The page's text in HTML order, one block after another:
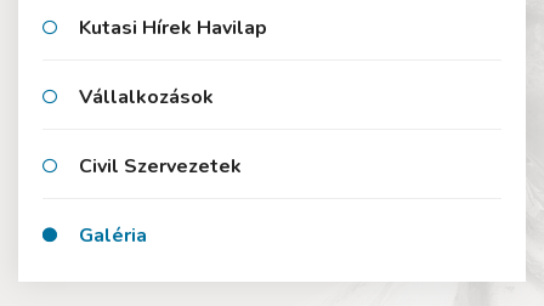
Kutasi Hírek Havilap
Vállalkozások
Civil Szervezetek
Galéria